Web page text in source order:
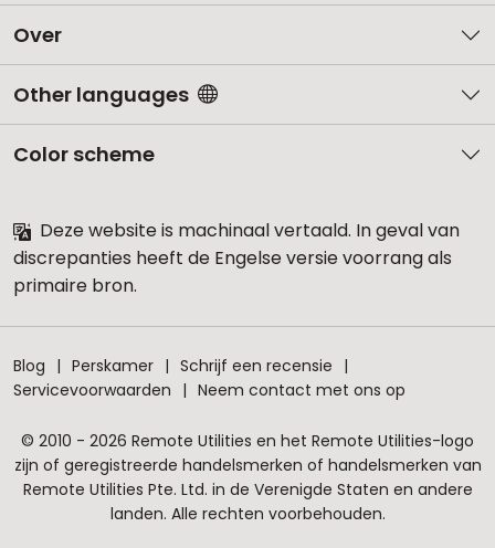
Over
Other languages
Color scheme
Deze website is machinaal vertaald. In geval van
discrepanties heeft de Engelse versie voorrang als
primaire bron.
Blog Perskamer
Schrijf een recensie
Servicevoorwaarden
Neem contact met ons op
© 2010 - 2026 Remote Utilities en het Remote Utilities-logo
zijn of geregistreerde handelsmerken of handelsmerken van
Remote Utilities Pte. Ltd. in de Verenigde Staten en andere
landen. Alle rechten voorbehouden.